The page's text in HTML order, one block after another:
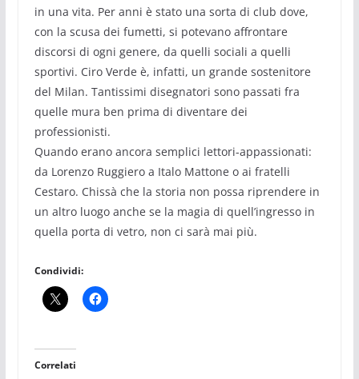
in una vita. Per anni è stato una sorta di club dove,
con la scusa dei fumetti, si potevano affrontare
discorsi di ogni genere, da quelli sociali a quelli
sportivi. Ciro Verde è, infatti, un grande sostenitore
del Milan. Tantissimi disegnatori sono passati fra
quelle mura ben prima di diventare dei
professionisti.
Quando erano ancora semplici lettori-appassionati:
da Lorenzo Ruggiero a Italo Mattone o ai fratelli
Cestaro. Chissà che la storia non possa riprendere in
un altro luogo anche se la magia di quell’ingresso in
quella porta di vetro, non ci sarà mai più.
Condividi:
Correlati